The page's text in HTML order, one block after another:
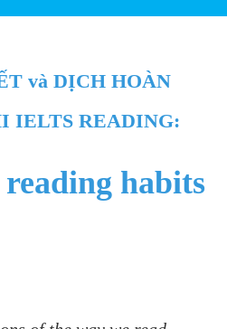
và DỊCH HOÀN
IELTS READING:
habits